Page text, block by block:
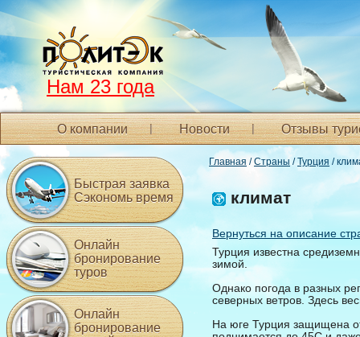
Нам 23 года
О компании Новости Отзывы
Главная /Страны /Турция /
климат
Вернуться на описание
Турция известна
зимой.
Однако погода в разных
северных ветров. Здесь
На юге Турция защищена
Быстрая заявка
Сэкономь время
Онлайн
бронирование
туров
Онлайн
бронирование